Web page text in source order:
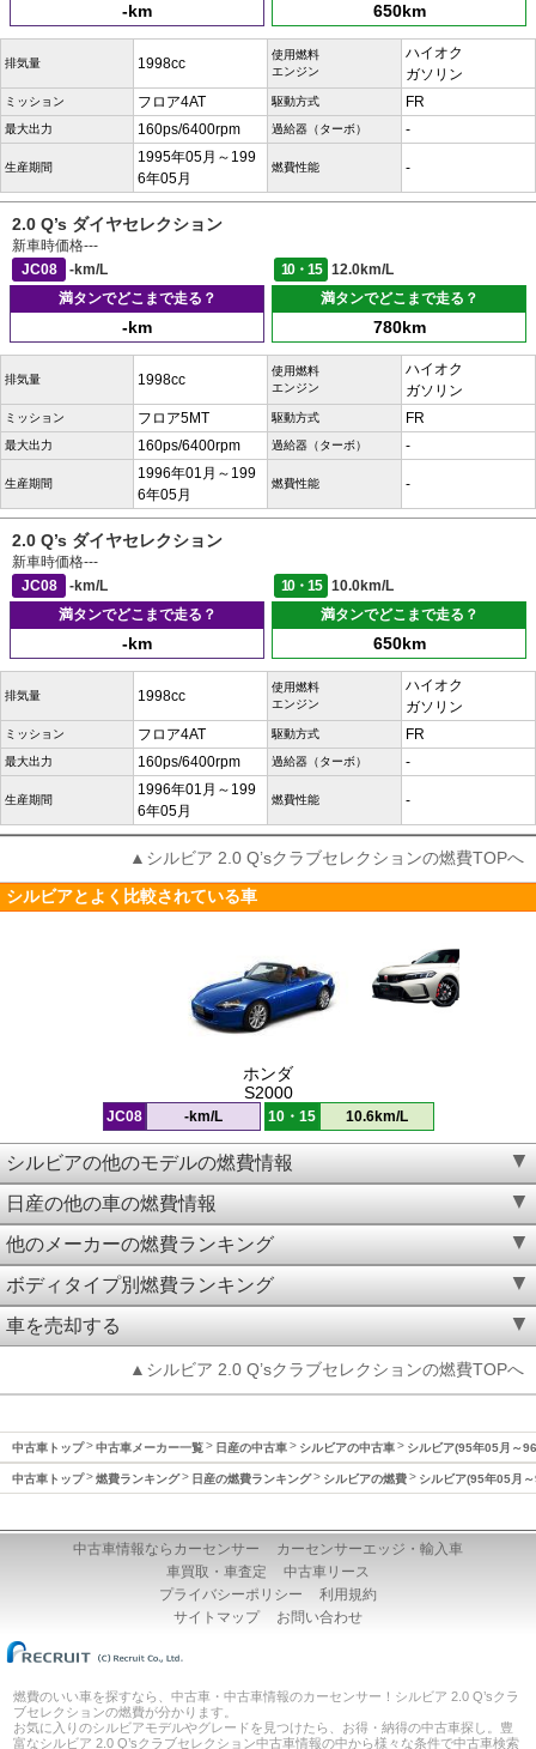
-km 650km
排気量 1998cc
使用燃料
エンジン
ハイオク
ガソリン
ミッション フロア4AT 駆動方式 FR
最大出力 160ps/6400rpm 過給器（ターボ） -
生産期間
1995年05月～199
6年05月
燃費性能 -
2.0 Q’s ダイヤセレクション
新車時価格---
JC08
-km/L 10・15
12.0km/L
満タンでどこまで走る？
-km
満タンでどこまで走る？
780km
排気量 1998cc
使用燃料
エンジン
ハイオク
ガソリン
ミッション フロア5MT 駆動方式 FR
最大出力 160ps/6400rpm 過給器（ターボ） -
生産期間
1996年01月～199
6年05月
燃費性能 -
2.0 Q’s ダイヤセレクション
新車時価格---
JC08
-km/L 10・15
10.0km/L
満タンでどこまで走る？
-km
満タンでどこまで走る？
650km
排気量 1998cc
使用燃料
エンジン
ハイオク
ガソリン
ミッション フロア4AT 駆動方式 FR
最大出力 160ps/6400rpm 過給器（ターボ） -
生産期間
1996年01月～199
6年05月
燃費性能 -
▲シルビア 2.0 Q’sクラブセレクションの燃費TOPへ
シルビアとよく比較されている車
ホンダ
S2000
JC08 -km/L 10・15 10.6km/L
シルビアの他のモデルの燃費情報
日産の他の車の燃費情報
他のメーカーの燃費ランキング
ボディタイプ別燃費ランキング
車を売却する
▲シルビア 2.0 Q’sクラブセレクションの燃費TOPへ
中古車トップ 中古車メーカー一覧 日産の中古車 シルビアの中古車 シルビア(95年05月～
中古車トップ 燃費ランキング 日産の燃費ランキング シルビアの燃費 シルビア(95年05月
中古車情報ならカーセンサー
カーセンサーエッジ・輸入車
車買取・車査定
中古車リース
プライバシーポリシー
利用規約
サイトマップ
お問い合わせ
燃費のいい車を探すなら、中古車・中古車情報のカーセンサー！シルビア 2.0 Q’sクラ
ブセレクションの燃費が分かります。
お気に入りのシルビアモデルやグレードを見つけたら、お得・納得の中古車探し。豊
富なシルビア 2.0 Q’sクラブセレクション中古車情報の中から様々な条件で中古車検索